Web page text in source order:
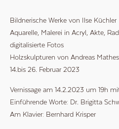
Bildnerische Werke von Ilse Küchler
Aquarelle, Malerei in Acryl, Akte,
digitalisierte Fotos
Holzskulpturen von Andreas Mathes
14.bis 26. Februar 2023
Vernissage am 14.2.2023 um 19h
Einführende Worte: Dr. Brigitta
Am Klavier: Bernhard Krisper